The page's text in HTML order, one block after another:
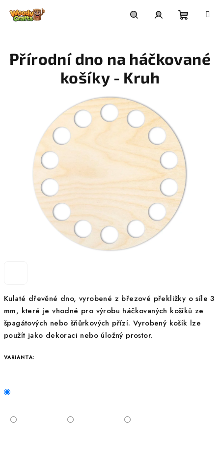
košík
Kulaté dřevěné dno, vyrobené z březové překližky o síle 3
mm, které je vhodné pro výrobu háčkovaných košíků ze
špagátových nebo šňůrkových přízí. Vyrobený košík lze
použít jako dekoraci nebo úložný prostor.
VARIANTA:
Přírodní dno na háčkované
košíky - Kruh